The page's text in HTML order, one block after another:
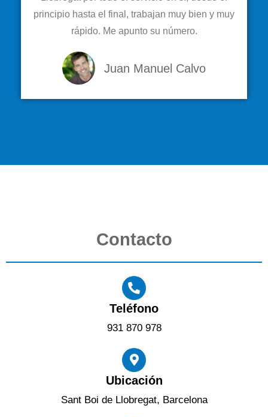
principio hasta el final, trabajan muy bien y muy
rápido. Me apunto su número.
Juan Manuel Calvo
Contacto
Teléfono
931 870 978
Ubicación
Sant Boi de Llobregat, Barcelona